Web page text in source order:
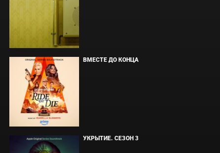
ВМЕСТЕ ДО КОНЦА
УКРЫТИЕ. СЕЗОН 3